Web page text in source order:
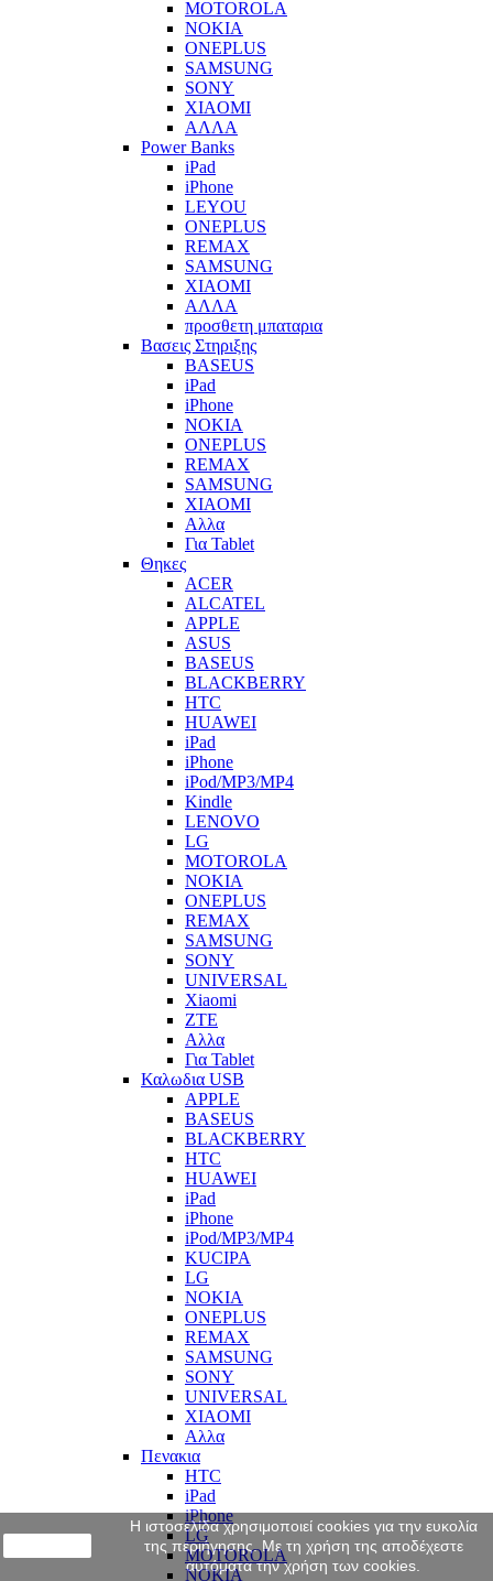
MOTOROLA
NOKIA
ONEPLUS
SAMSUNG
SONY
XIAOMI
ΑΛΛΑ
Power Banks
iPad
iPhone
LEYOU
ONEPLUS
REMAX
SAMSUNG
XIAOMI
ΑΛΛΑ
προσθετη μπαταρια
Βασεις Στηριξης
BASEUS
iPad
iPhone
NOKIA
ONEPLUS
REMAX
SAMSUNG
XIAOMI
Αλλα
Για Tablet
Θηκες
ACER
ALCATEL
APPLE
ASUS
BASEUS
BLACKBERRY
HTC
HUAWEI
iPad
iPhone
iPod/MP3/MP4
Kindle
LENOVO
LG
MOTOROLA
NOKIA
ONEPLUS
REMAX
SAMSUNG
SONY
UNIVERSAL
Xiaomi
ZTE
Αλλα
Για Tablet
Καλωδια USB
APPLE
BASEUS
BLACKBERRY
HTC
HUAWEI
iPad
iPhone
iPod/MP3/MP4
KUCIPA
LG
NOKIA
ONEPLUS
REMAX
SAMSUNG
SONY
UNIVERSAL
XIAOMI
Αλλα
Πενακια
HTC
iPad
iPhone
LG
MOTOROLA
NOKIA
Η ιστοσελίδα χρησιμοποιεί cookies για την ευκολία
της περιήγησης. Με τη χρήση της αποδέχεστε
αυτόματα την χρήση των cookies.